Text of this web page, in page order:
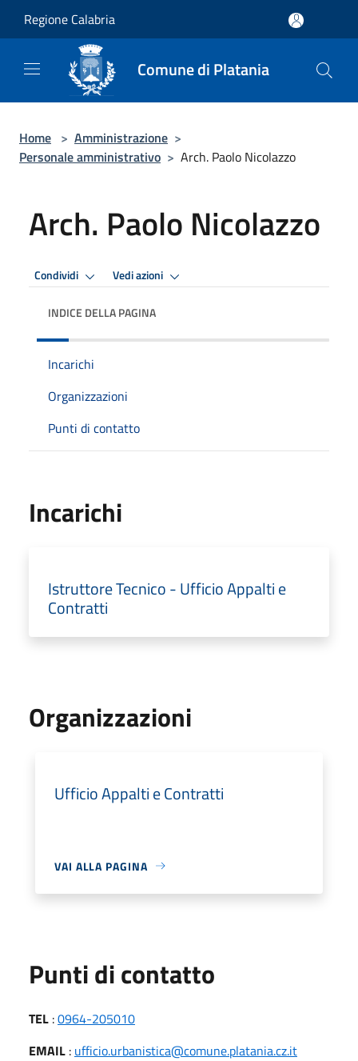
Regione Calabria
Comune di Platania
Home > Amministrazione >
Personale amministrativo > Arch. Paolo Nicolazzo
Arch. Paolo Nicolazzo
Condividi Vedi azioni
INDICE DELLA PAGINA
Incarichi
Organizzazioni
Punti di contatto
Incarichi
Istruttore Tecnico - Ufficio Appalti e
Contratti
Organizzazioni
Ufficio Appalti e Contratti
VAI ALLA PAGINA
Punti di contatto
TEL :0964-205010
EMAIL : ufficio.urbanistica@comune.platania.cz.it